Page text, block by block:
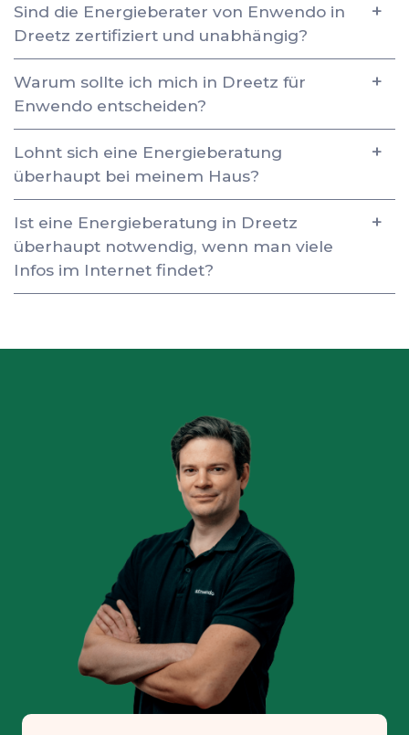
Sind die Energieberater von Enwendo in
Dreetz zertifiziert und unabhängig?
Warum sollte ich mich in Dreetz für
Enwendo entscheiden?
Lohnt sich eine Energieberatung
überhaupt bei meinem Haus?
Ist eine Energieberatung in Dreetz
überhaupt notwendig, wenn man viele
Infos im Internet findet?